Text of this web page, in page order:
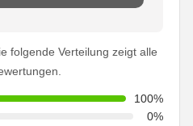
folgende Verteilung zeigt alle
100%
0%